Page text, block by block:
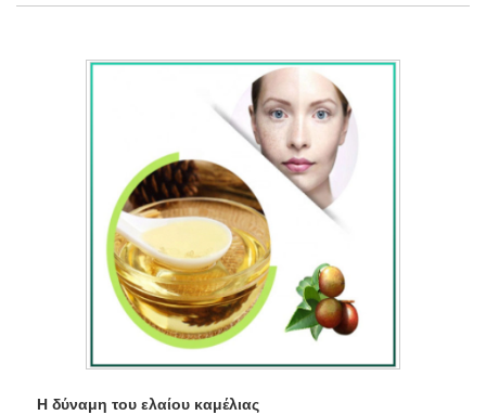
Η δύναμη του ελαίου καμέλιας